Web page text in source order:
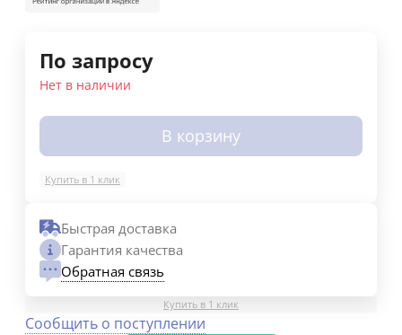
По запросу
Нет в наличии
В корзину
Купить в 1 клик
Быстрая доставка
Гарантия качества
Обратная связь
Купить в 1 клик
Сообщить о поступлении